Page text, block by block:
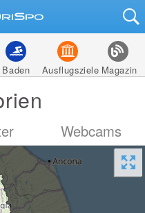
Baden Ausflugsziele Magazin
Webcams